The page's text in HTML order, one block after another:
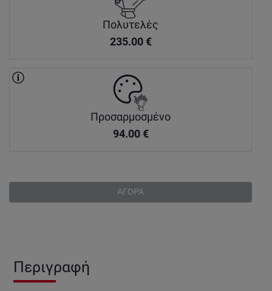
Πολυτελές
235.00 €
Προσαρμοσμένο
94.00 €
ΑΓΟΡΑ
Περιγραφή